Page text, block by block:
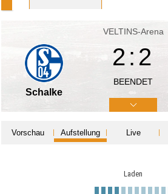
VELTINS-Arena
Schalke
2:2
BEENDET
Vorschau Aufstellung Live
Laden